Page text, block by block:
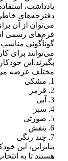
یادداشت،
دفترچه‌های
می‌توان از آن
فرم‌های رسمی
گوناگونی
می‌توانند برای
مختلف عرضه
1. مشکی
2. قرمز
3. آبی
4. سبز
5. صورتی
6. بنفش
7. چند رنگی
بنابراین، این
هستند تا به